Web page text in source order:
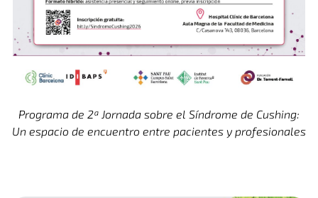
Programa de 2ª Jornada sobre el Síndrome de Cushing:
Un espacio de encuentro entre pacientes y profesionales